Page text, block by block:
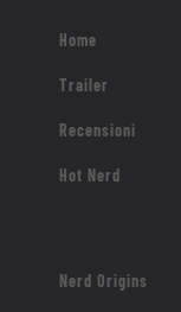
Home
Trailer
Recensioni
Hot Nerd
Nerd Origins